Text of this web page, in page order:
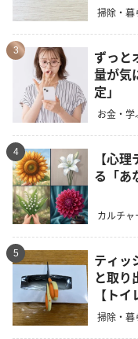
掃除・暮
3
ずっと
量が気
定」
お金・学
4
【心
る「あ
カルチャ
5
ティッ
と取り
【ト
掃除・暮